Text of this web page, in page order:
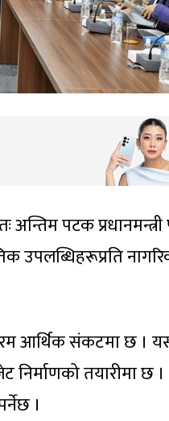
अन्तिम पटक
उपलब्धिहरूप्रति
आर्थिक संकटमा छ ।
निर्माणको तयारीमा
।